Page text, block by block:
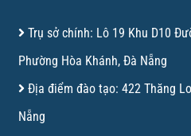
Trụ sở chính: Lô 19 Khu D10
Phường Hòa Khánh, Đà Nẵng
Địa điểm đào tạo: 422 Thăng
Nẵng